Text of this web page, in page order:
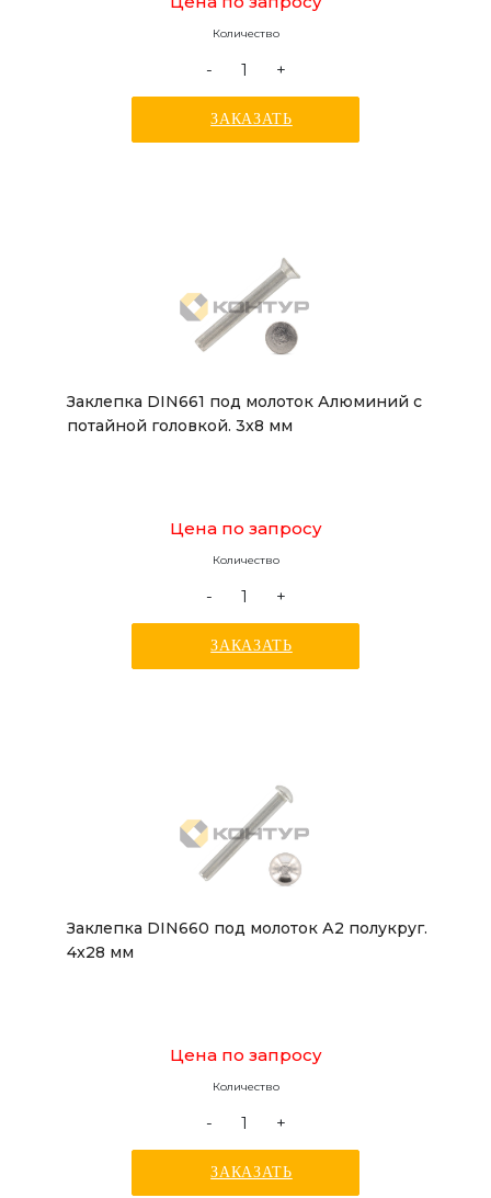
Количество
- +
ЗАКАЗАТЬ
Заклепка DIN661 под молоток Алюминий с
потайной головкой. 3x8 мм
Цена по запросу
Количество
- +
ЗАКАЗАТЬ
Заклепка DIN660 под молоток А2 полукруг.
4x28 мм
Цена по запросу
Количество
- +
ЗАКАЗАТЬ